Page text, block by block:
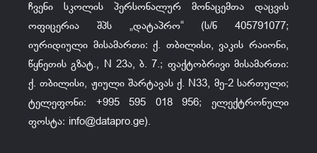
ჩვენი სკოლის პერსონალურ მონაცემთა დაცვის
ოფიცერია შპს „დატაპრო“ (ს/ნ 405791077;
იურიდიული მისამართი: ქ. თბილისი, ვაკის რაიონი,
წყნეთის გზატ., N 23ა, ბ. 7.; ფაქტობრივი მისამართი:
ქ. თბილისი, ჟიული შარტავას ქ. N33, მე-2 სართული;
ტელეფონი: +995 595 018 956; ელექტრონული
ფოსტა: info@datapro.ge).